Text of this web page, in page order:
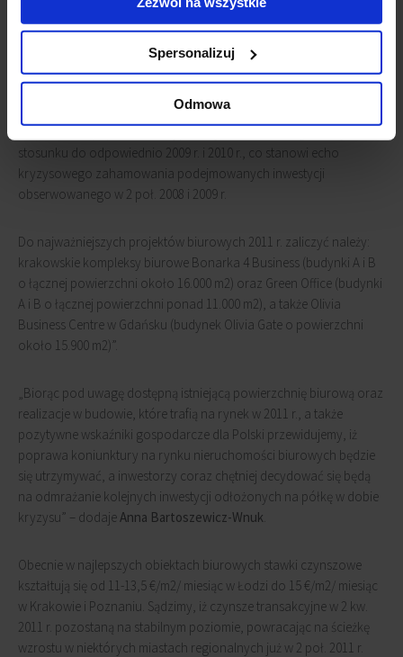
Spersonalizuj
Odmowa
Prawie połowa wolumenu powierzchni biurowej w trakcie realizacji
trafi na rynek już w 2011 r. Zgodnie z szacunkami Jones Lang
LaSalle, do końca roku realnie do użytkowania oddanych zostanie
około 135.000 m2 nowoczesnych powierzchni biurowych, ponad
14.600 m2 zrealizowanych w 1 kw. 2011. Oznacza to jednak około
34% i 31%-owy spadek nowej podaży w miastach regionalnych w
stosunku do odpowiednio 2009 r. i 2010 r., co stanowi echo
kryzysowego zahamowania podejmowanych inwestycji
obserwowanego w 2 poł. 2008 i 2009 r.
Do najważniejszych projektów biurowych 2011 r. zaliczyć należy:
krakowskie kompleksy biurowe Bonarka 4 Business (budynki A i B
o łącznej powierzchni około 16.000 m2) oraz Green Office (budynki
A i B o łącznej powierzchni ponad 11.000 m2), a także Olivia
Business Centre w Gdańsku (budynek Olivia Gate o powierzchni
około 15.900 m2)”.
„Biorąc pod uwagę dostępną istniejącą powierzchnię biurową oraz
realizacje w budowie, które trafią na rynek w 2011 r., a także
pozytywne wskaźniki gospodarcze dla Polski przewidujemy, iż
poprawa koniunktury na rynku nieruchomości biurowych będzie
się utrzymywać, a inwestorzy coraz chętniej decydować się będą
na odmrażanie kolejnych inwestycji odłożonych na półkę w dobie
kryzysu” – dodajeAnna Bartoszewicz-Wnuk
Obecnie w najlepszych obiektach biurowych stawki czynszowe
kształtują się od 11-13,5 €/m2/ miesiąc w Łodzi do 15 €/m2/ miesiąc
w Krakowie i Poznaniu. Sądzimy, iż czynsze transakcyjne w 2 kw.
2011 r. pozostaną na stabilnym poziomie, powracając na ścieżkę
wzrostu w niektórych miastach regionalnych już w 2 poł. 2011 r.